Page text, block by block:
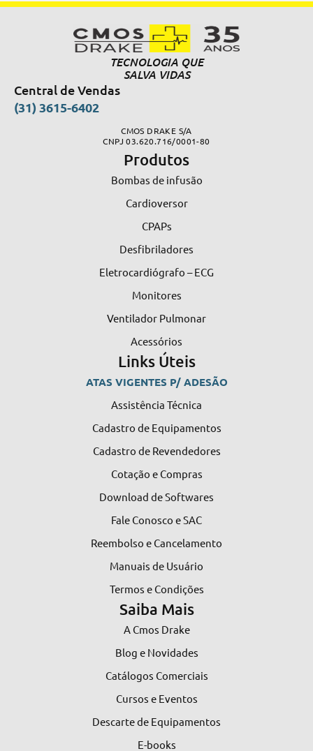
TECNOLOGIA QUE
SALVA VIDAS
Central de Vendas
(31) 3615-6402
CMOS DRAKE S/A
CNPJ 03.620.716/0001-80
Produtos
Bombas de infusão
Cardioversor
CPAPs
Desfibriladores
Eletrocardiógrafo – ECG
Monitores
Ventilador Pulmonar
Acessórios
Links Úteis
ATAS VIGENTES P/ ADESÃO
Assistência Técnica
Cadastro de Equipamentos
Cadastro de Revendedores
Cotação e Compras
Download de Softwares
Fale Conosco e SAC
Reembolso e Cancelamento
Manuais de Usuário
Termos e Condições
Saiba Mais
A Cmos Drake
Blog e Novidades
Catálogos Comerciais
Cursos e Eventos
Descarte de Equipamentos
E-books